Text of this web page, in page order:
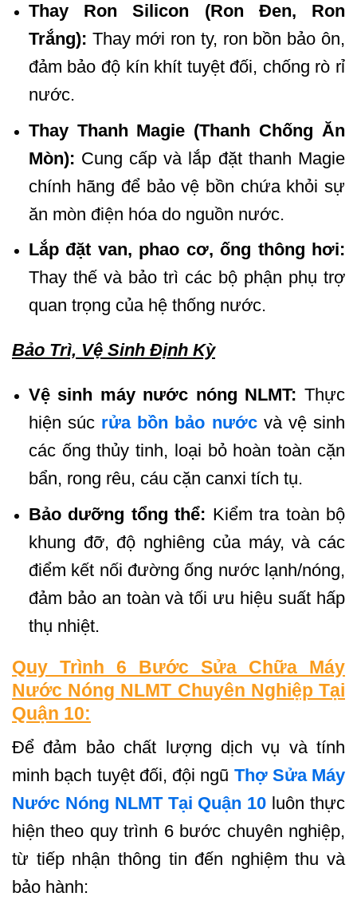
Thay Ron Silicon (Ron Đen, Ron
Trắng): Thay mới ron ty, ron bồn bảo ôn,
đảm bảo độ kín khít tuyệt đối, chống rò rỉ
nước.
Thay Thanh Magie (Thanh Chống Ăn
Mòn): Cung cấp và lắp đặt thanh Magie
chính hãng để bảo vệ bồn chứa khỏi sự
ăn mòn điện hóa do nguồn nước.
Lắp đặt van, phao cơ, ống thông hơi:
Thay thế và bảo trì các bộ phận phụ trợ
quan trọng của hệ thống nước.
Bảo Trì, Vệ Sinh Định Kỳ
Vệ sinh máy nước nóng NLMT: Thực
hiện súc rửa bồn bảo nướcvà vệ sinh
các ống thủy tinh, loại bỏ hoàn toàn cặn
bẩn, rong rêu, cáu cặn canxi tích tụ.
Bảo dưỡng tổng thể: Kiểm tra toàn bộ
khung đỡ, độ nghiêng của máy, và các
điểm kết nối đường ống nước lạnh/nóng,
đảm bảo an toàn và tối ưu hiệu suất hấp
thụ nhiệt.
Quy Trình 6 Bước Sửa Chữa Máy
Nước Nóng NLMT Chuyên Nghiệp Tại
Quận 10:
Để đảm bảo chất lượng dịch vụ và tính
minh bạch tuyệt đối, đội ngũ Thợ Sửa Máy
Nước Nóng NLMT Tại Quận 10 luôn thực
hiện theo quy trình 6 bước chuyên nghiệp,
từ tiếp nhận thông tin đến nghiệm thu và
bảo hành: